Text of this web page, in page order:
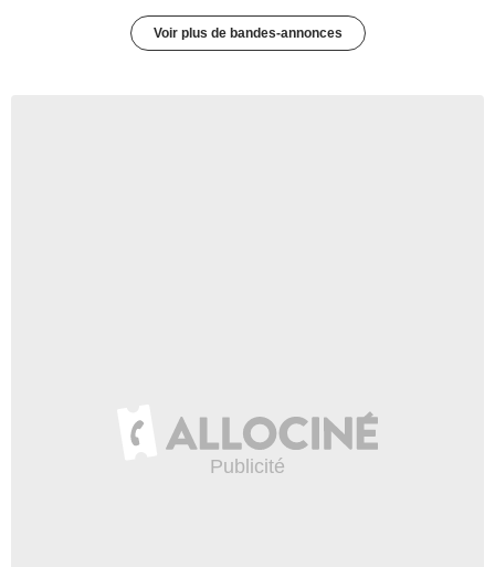
Voir plus de bandes-annonces